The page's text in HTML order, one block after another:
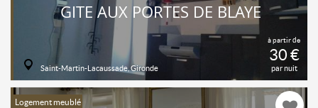
à partir de
30 €
par nuit
GITE AUX PORTES DE BLAYE
Saint-Martin-Lacaussade, Gironde
Logement meublé